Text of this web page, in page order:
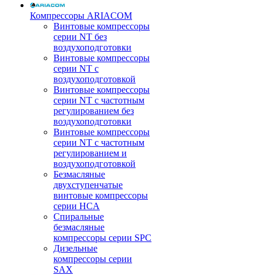
Компрессоры ARIACOM
Винтовые компрессоры
серии NT без
воздухоподготовки
Винтовые компрессоры
серии NT c
воздухоподготовкой
Винтовые компрессоры
серии NT с частотным
регулированием без
воздухоподготовки
Винтовые компрессоры
серии NT с частотным
регулированием и
воздухоподготовкой
Безмасляные
двухступенчатые
винтовые компрессоры
серии HCA
Спиральные
безмасляные
компрессоры серии SPC
Дизельные
компрессоры серии
SAX